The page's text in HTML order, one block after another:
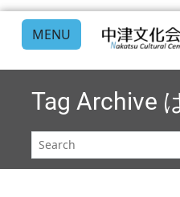
MENU
Tag Archive